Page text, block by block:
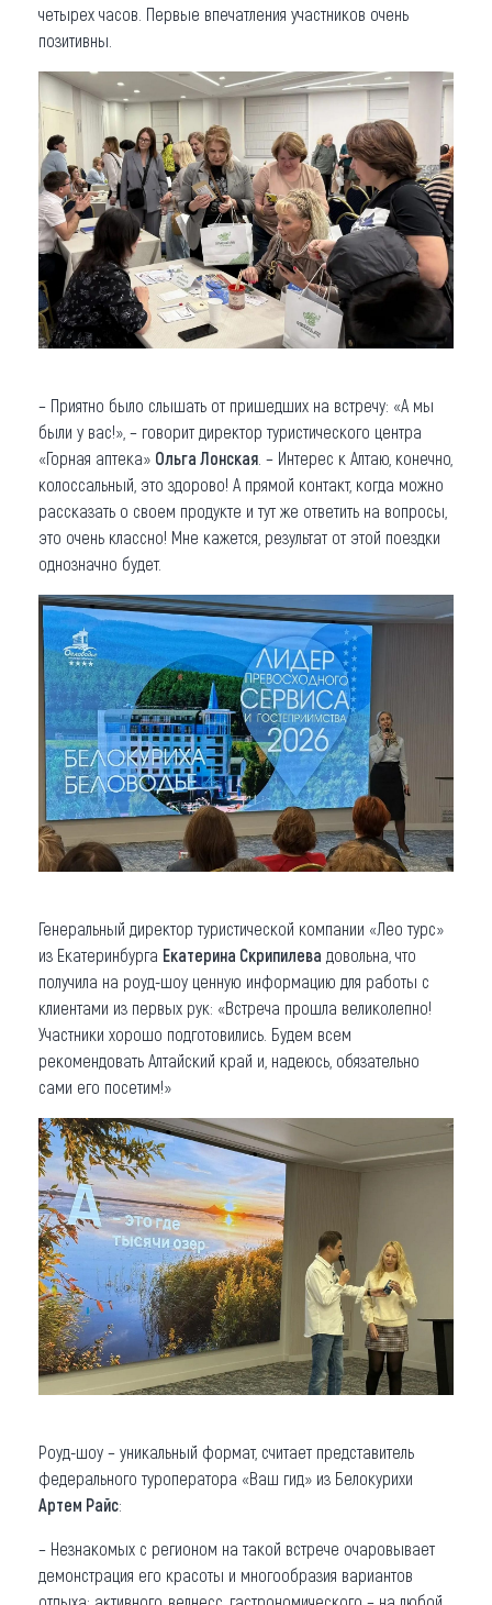
четырех часов. Первые впечатления участников очень
позитивны.
– Приятно было слышать от пришедших на встречу: «А мы
были у вас!», – говорит директор туристического центра
«Горная аптека» Ольга Лонская . – Интерес к Алтаю, конечно,
колоссальный, это здорово! А прямой контакт, когда можно
рассказать о своем продукте и тут же ответить на вопросы,
это очень классно! Мне кажется, результат от этой поездки
однозначно будет.
Генеральный директор туристической компании «Лео турс»
из Екатеринбурга Екатерина Скрипилева довольна, что
получила на роуд-шоу ценную информацию для работы с
клиентами из первых рук: «Встреча прошла великолепно!
Участники хорошо подготовились. Будем всем
рекомендовать Алтайский край и, надеюсь, обязательно
сами его посетим!»
Роуд-шоу – уникальный формат, считает представитель
федерального туроператора «Ваш гид» из Белокурихи
Артем Райс:
– Незнакомых с регионом на такой встрече очаровывает
демонстрация его красоты и многообразия вариантов
отдыха: активного, велнесс, гастрономического – на любой